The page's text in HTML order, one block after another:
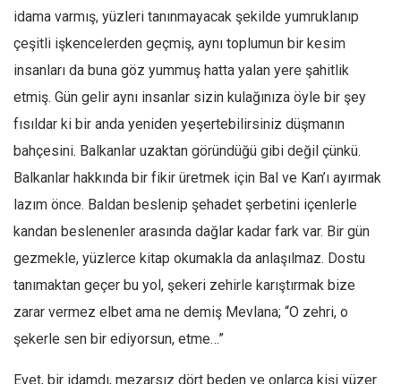
idama varmış, yüzleri tanınmayacak şekilde yumruklanıp
çeşitli işkencelerden geçmiş, aynı toplumun bir kesim
insanları da buna göz yummuş hatta yalan yere şahitlik
etmiş. Gün gelir aynı insanlar sizin kulağınıza öyle bir şey
fısıldar ki bir anda yeniden yeşertebilirsiniz düşmanın
bahçesini. Balkanlar uzaktan göründüğü gibi değil çünkü.
Balkanlar hakkında bir fikir üretmek için Bal ve Kan’ı ayırmak
lazım önce. Baldan beslenip şehadet şerbetini içenlerle
kandan beslenenler arasında dağlar kadar fark var. Bir gün
gezmekle, yüzlerce kitap okumakla da anlaşılmaz. Dostu
tanımaktan geçer bu yol, şekeri zehirle karıştırmak bize
zarar vermez elbet ama ne demiş Mevlana; “O zehri, o
şekerle sen bir ediyorsun, etme…”
Evet, bir idamdı, mezarsız dört beden ve onlarca kişi yüzer